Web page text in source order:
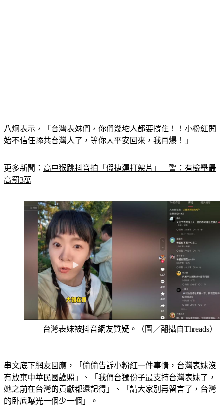
八炯表示，「台灣表妹們，你們幾坨人都要撐住！！小粉紅開
始不信任舔共台灣人了，等你人平安回來，我再爆！」
更多新聞： 高中猴跳抖音拍「假捷運打架片」　警：有檢舉最
高罰3萬
台灣表妹被抖音網友質疑。（圖／翻攝自Threads）
串文底下網友回應，「偷偷告訴小粉紅一件事情，台灣表妹沒
有放棄中華民國護照」、「我們台獨份子最支持台灣表妹了，
她之前在台灣的貢獻都還記得」、「請大家別再留言了，台灣
的卧底曝光一個少一個」。